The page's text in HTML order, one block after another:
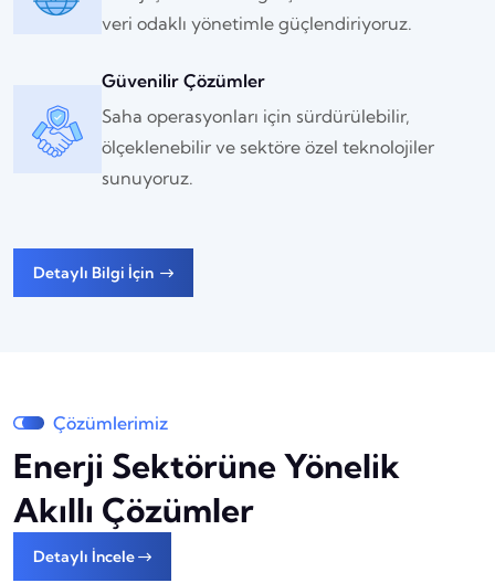
veri odaklı yönetimle güçlendiriyoruz.
Güvenilir Çözümler
Saha operasyonları için sürdürülebilir,
ölçeklenebilir ve sektöre özel teknolojiler
sunuyoruz.
Detaylı Bilgi İçin
Çözümlerimiz
Enerji Sektörüne Yönelik
Akıllı Çözümler
Detaylı İncele